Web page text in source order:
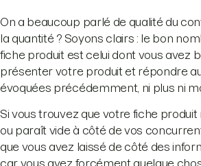
On a beaucoup parlé de qualité du
la quantité ? Soyons clairs : le bon
fiche produit est celui dont vous avez
présenter votre produit et répondre
évoquées précédemment, ni plus ni
Si vous trouvez que votre fiche
ou paraît vide à côté de vos
que vous avez laissé de côté des
car vous avez forcément quelque